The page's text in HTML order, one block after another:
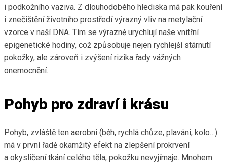
i podkožního vaziva. Z dlouhodobého hlediska má pak kouření
i znečištění životního prostředí výrazný vliv na metylační
vzorce v naší DNA. Tím se výrazně urychlují naše vnitřní
epigenetické hodiny, což způsobuje nejen rychlejší stárnutí
pokožky, ale zároveň i zvýšení rizika řady vážných
onemocnění.
Pohyb pro zdraví i krásu
Pohyb, zvláště ten aerobní (běh, rychlá chůze, plavání, kolo…)
má v první řadě okamžitý efekt na zlepšení prokrvení
a okysličení tkání celého těla, pokožku nevyjímaje. Mnohem